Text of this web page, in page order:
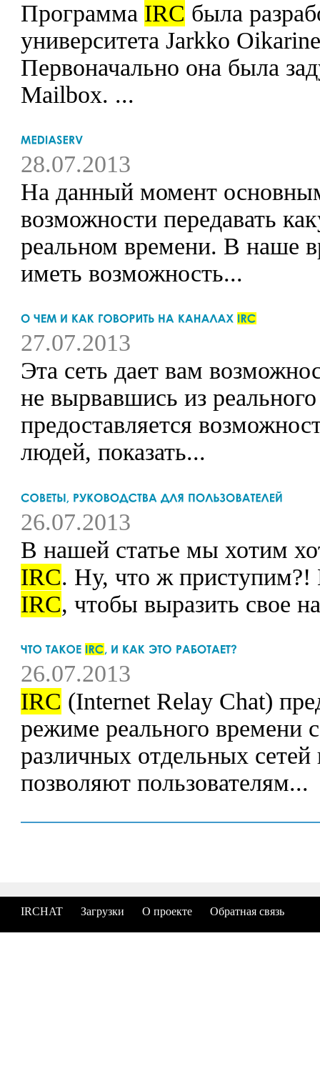
Программа IRC была
университета Jarkko
Первоначально она была
Mailbox. ...
28.07.2013
На данный момент
возможности передавать
реальном времени. В наше
иметь возможность...
27.07.2013
Эта сеть дает вам
не вырвавшись из
предоставляется
людей, показать...
26.07.2013
В нашей статье мы хотим
IRC. Ну, что ж приступим?!
IRC, чтобы выразить свое
26.07.2013
IRC (Internet Relay Chat)
режиме реального времени
различных отдельных
позволяют пользователям...
IRCHAT Загрузки О проекте Обратная связь